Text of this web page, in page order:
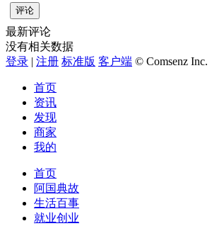
评论
最新评论
没有相关数据
登录 | 注册 标准版 客户端 © Comsenz Inc.
首页
资讯
发现
商家
我的
首页
阿国典故
生活百事
就业创业